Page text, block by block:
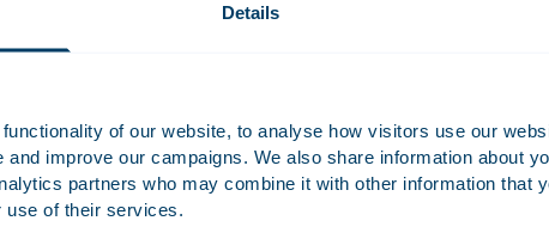
Details
of our website, to analyse how visitors use our
and improve our campaigns. We also share information about
partners who may combine it with other information that
use of their services.
IDS-status
moeten zelf bepalen welke personen als IDS
kader en bij de mate waarin een functie het risicoprofiel
sluit de beoordeling aan bij de bestaande bancaire regels
(Richtlijn 2013/36/EU) (CRD) en de daarop gebaseerde